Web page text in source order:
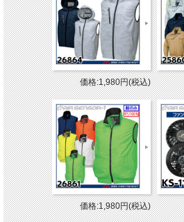
価格:1,980円(税込)
価格:1,980円(税込)